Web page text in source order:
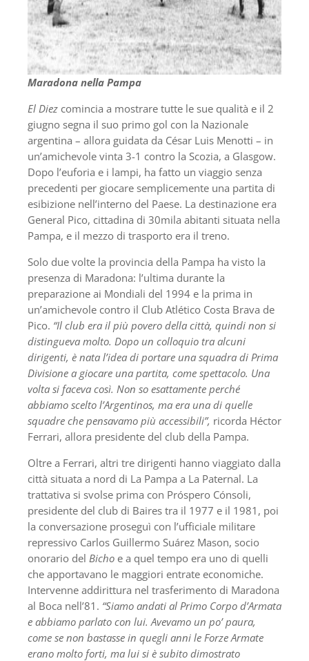
Maradona nella Pampa
El Diez comincia a mostrare tutte le sue qualità e il 2
giugno segna il suo primo gol con la Nazionale
argentina – allora guidata da César Luis Menotti – in
un’amichevole vinta 3-1 contro la Scozia, a Glasgow.
Dopo l’euforia e i lampi, ha fatto un viaggio senza
precedenti per giocare semplicemente una partita di
esibizione nell’interno del Paese. La destinazione era
General Pico, cittadina di 30mila abitanti situata nella
Pampa, e il mezzo di trasporto era il treno.
Solo due volte la provincia della Pampa ha visto la
presenza di Maradona: l’ultima durante la
preparazione ai Mondiali del 1994 e la prima in
un’amichevole contro il Club Atlético Costa Brava de
Pico. “Il club era il più povero della città, quindi non si
distingueva molto. Dopo un colloquio tra alcuni
dirigenti, è nata l’idea di portare una squadra di Prima
Divisione a giocare una partita, come spettacolo. Una
volta si faceva così. Non so esattamente perché
abbiamo scelto l’Argentinos, ma era una di quelle
squadre che pensavamo più accessibili”, ricorda Héctor
Ferrari, allora presidente del club della Pampa.
Oltre a Ferrari, altri tre dirigenti hanno viaggiato dalla
città situata a nord di La Pampa a La Paternal. La
trattativa si svolse prima con Próspero Cónsoli,
presidente del club di Baires tra il 1977 e il 1981, poi
la conversazione proseguì con l’ufficiale militare
repressivo Carlos Guillermo Suárez Mason, socio
onorario del Bicho e a quel tempo era uno di quelli
che apportavano le maggiori entrate economiche.
Intervenne addirittura nel trasferimento di Maradona
al Boca nell’81. “Siamo andati al Primo Corpo d’Armata
e abbiamo parlato con lui. Avevamo un po’ paura,
come se non bastasse in quegli anni le Forze Armate
erano molto forti, ma lui si è subito dimostrato